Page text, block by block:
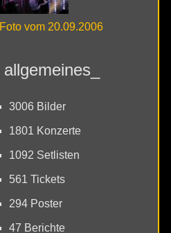
Foto vom 20.09.2006
allgemeines_
3006 Bilder
1801 Konzerte
1092 Setlisten
561 Tickets
294 Poster
47 Berichte